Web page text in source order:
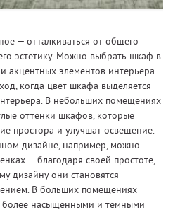
— отталкиваться от общего
эстетику. Можно выбрать шкаф в
акцентных элементов интерьера.
когда цвет шкафа выделяется
В небольших помещениях
оттенки шкафов, которые
простора и улучшат освещение.
дизайне, например, можно
— благодаря своей простоте,
дизайну они становятся
В больших помещениях
более насыщенными и темными